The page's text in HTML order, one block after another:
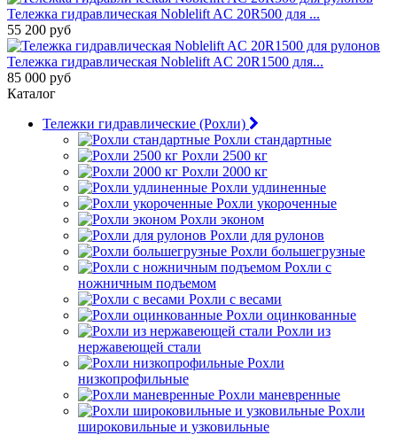
Тележка гидравлическая Noblelift AC 20R500 для ...
55 200 руб
Тележка гидравлическая Noblelift AC 20R1500 для...
85 000 руб
Каталог
Тележки гидравлические (Рохли)
Рохли стандартные
Рохли 2500 кг
Рохли 2000 кг
Рохли удлиненные
Рохли укороченные
Рохли эконом
Рохли для рулонов
Рохли большегрузные
Рохли с
ножничным подъемом
Рохли с весами
Рохли оцинкованные
Рохли из
нержавеющей стали
Рохли
низкопрофильные
Рохли маневренные
Рохли
широковильные и узковильные